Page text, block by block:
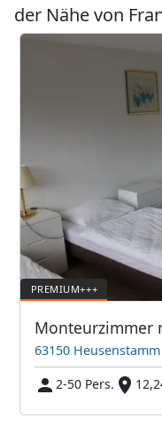
der Nähe von
Monteurzimmer
63150 Heusenstamm
2-50 Pers.